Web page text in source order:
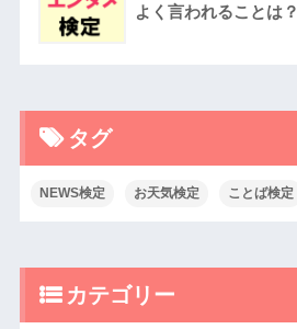
よく言われることは？
タグ
NEWS検定 お天気検定 ことば検定
カテゴリー